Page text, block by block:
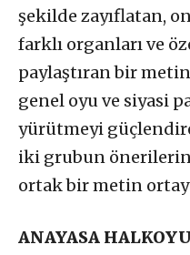
şekilde zayıflatan,
farklı organları ve
paylaştıran bir
genel oyu ve siyasi
yürütmeyi
iki grubun
ortak bir metin
ANAYASA